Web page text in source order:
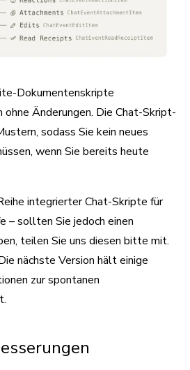
Dokumentenskripte
Änderungen. Die Chat-Skript-
sodass Sie kein neues
wenn Sie bereits heute
integrierter Chat-Skripte für
– sollten Sie jedoch einen
teilen Sie uns diesen bitte mit.
nächste Version hält einige
zur spontanen